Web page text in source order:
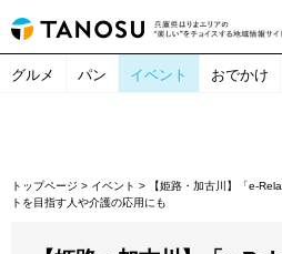
グルメ パン イベント おでかけ
トップページ > イベント >
【姫路・加古川】「e-
トを目指す人や介護の応用にも